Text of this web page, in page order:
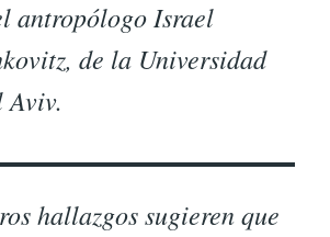
antropólogo Israel
de la Universidad
Aviv.
hallazgos sugieren que